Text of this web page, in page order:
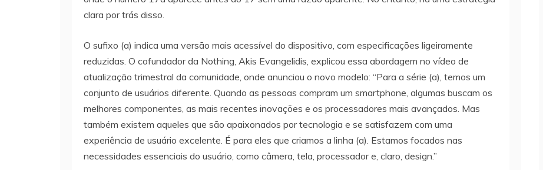
clara por trás disso.
O sufixo (a) indica uma versão mais acessível do dispositivo, com especificações ligeiramente
reduzidas. O cofundador da Nothing, Akis Evangelidis, explicou essa abordagem no vídeo de
atualização trimestral da comunidade, onde anunciou o novo modelo: “Para a série (a), temos um
conjunto de usuários diferente. Quando as pessoas compram um smartphone, algumas buscam os
melhores componentes, as mais recentes inovações e os processadores mais avançados. Mas
também existem aqueles que são apaixonados por tecnologia e se satisfazem com uma
experiência de usuário excelente. É para eles que criamos a linha (a). Estamos focados nas
necessidades essenciais do usuário, como câmera, tela, processador e, claro, design.”